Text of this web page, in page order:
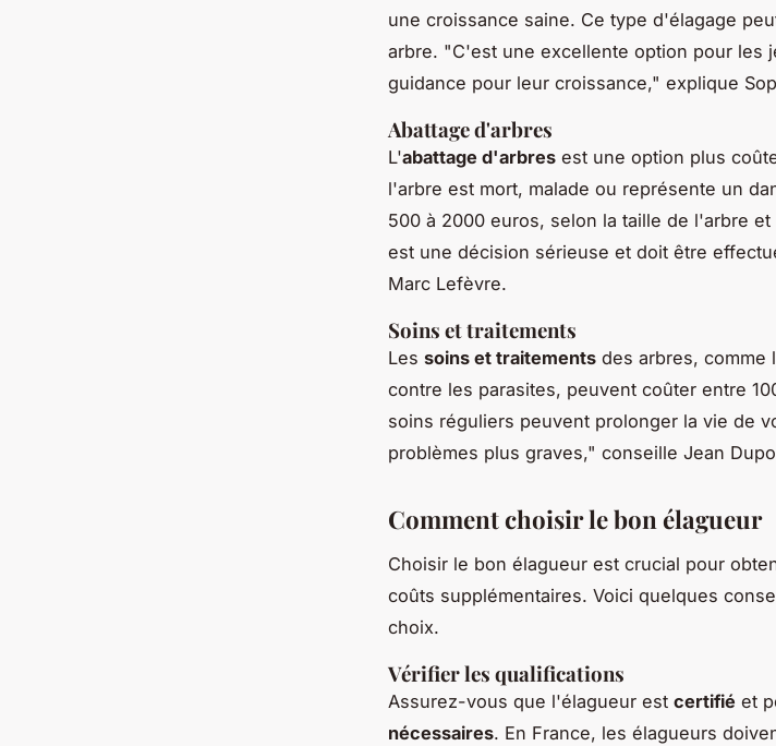
une croissance saine. Ce type d'élagage
arbre. "C'est une excellente option pour les
guidance pour leur croissance," explique
Abattage d'arbres
L'abattage d'arbres est une option plus
l'arbre est mort, malade ou représente un
500 à 2000 euros, selon la taille de l'arbre
est une décision sérieuse et doit être
Marc Lefèvre.
Soins et traitements
Les soins et traitements des arbres, comme
contre les parasites, peuvent coûter entre
soins réguliers peuvent prolonger la vie de
problèmes plus graves," conseille Jean
Comment choisir le bon élagueur
Choisir le bon élagueur est crucial pour
coûts supplémentaires. Voici quelques
choix.
Vérifier les qualifications
Assurez-vous que l'élagueur est certifié et
nécessaires. En France, les élagueurs